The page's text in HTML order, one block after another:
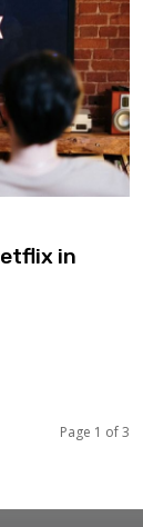
in
Page 1 of 3